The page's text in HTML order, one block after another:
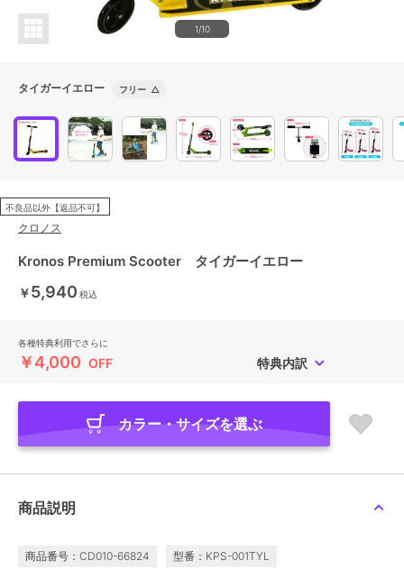
1/10
タイガーイエロー フリー △
不良品以外【返品不可】
クロノス
Kronos Premium Scooter タイガーイエロー
￥5,940 税込
各種特典利用でさらに
￥4,000 OFF 特典内訳
カラー・サイズを選ぶ
商品説明
商品番号：CD010-66824 型番：KPS-001TYL